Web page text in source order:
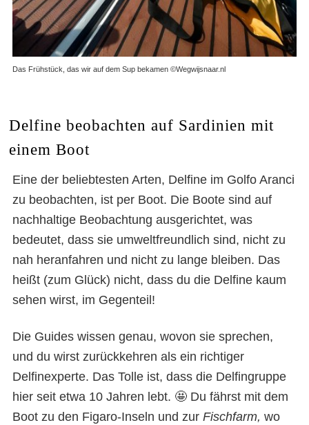
Das Frühstück, das wir auf dem Sup bekamen ©Wegwijsnaar.nl
Delfine beobachten auf Sardinien mit
einem Boot
Eine der beliebtesten Arten, Delfine im Golfo Aranci
zu beobachten, ist per Boot. Die Boote sind auf
nachhaltige Beobachtung ausgerichtet, was
bedeutet, dass sie umweltfreundlich sind, nicht zu
nah heranfahren und nicht zu lange bleiben. Das
heißt (zum Glück) nicht, dass du die Delfine kaum
sehen wirst, im Gegenteil!
Die Guides wissen genau, wovon sie sprechen,
und du wirst zurückkehren als ein richtiger
Delfinexperte. Das Tolle ist, dass die Delfingruppe
hier seit etwa 10 Jahren lebt. 🤩 Du fährst mit dem
Boot zu den Figaro-Inseln und zur Fischfarm, wo